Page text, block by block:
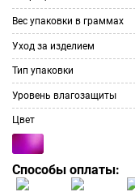
Вес упаковки в граммах
Уход за изделием
Тип упаковки
Уровень влагозащиты
Цвет
Способы оплаты: